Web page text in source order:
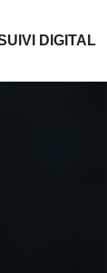
DIGITAL